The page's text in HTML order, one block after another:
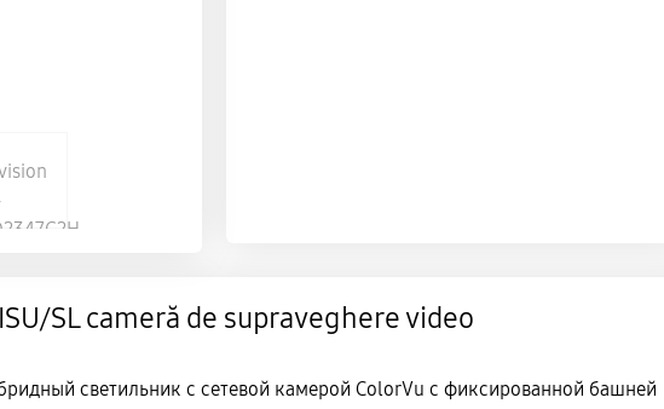
SL cameră de supraveghere video
светильник с сетевой камерой ColorVu с фиксированной башней